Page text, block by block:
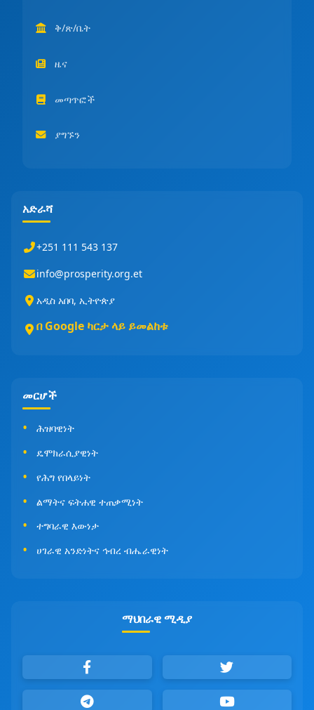
ቅ/ጽ/ቤት
ዜና
መጣጥፎች
ያግኙን
አድራሻ
+251 111 543 137
info@prosperity.org.et
አዲስ አበባ, ኢትዮጵያ
በ Google ካርታ ላይ ይመልከቱ
መርሆች
ሕዝባዊነት
ዴሞክራሲያዊነት
የሕግ የበላይነት
ልማትና ፍትሐዊ ተጠቃሚነት
ተግባራዊ እውነታ
ሀገራዊ አንድነትና ኅብረ ብሔራዊነት
ማህበራዊ ሚዲያ